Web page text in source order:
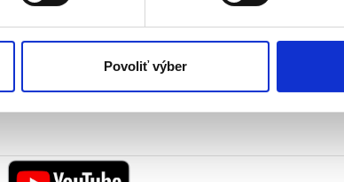
vyvolaním tejto cookie lišty cez nastavenia
vychádzajúceho zo súhlasu pred jeho
Povoliť výber